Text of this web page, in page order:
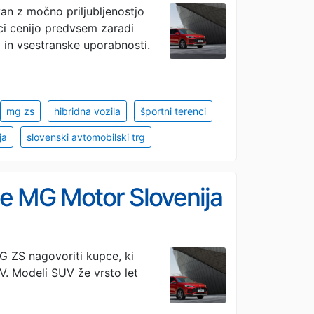
z močno priljubljenostjo
cenijo predvsem zaradi
vsestranske uporabnosti.
mg zs hibridna vozila športni terenci
slovenski avtomobilski trg
MG Motor Slovenija
ZS nagovoriti kupce, ki
Modeli SUV že vrsto let